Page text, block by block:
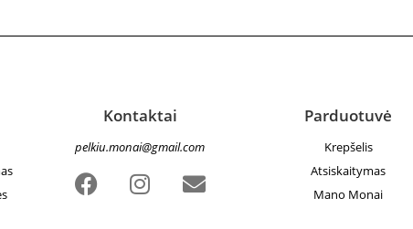
Kontaktai
pelkiu.monai@gmail.com
Parduotuvė
Krepšelis
Atsiskaitymas
Mano Monai